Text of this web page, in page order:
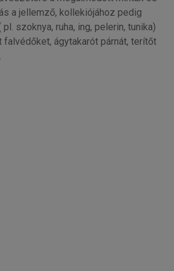
a jellemző, kollekiójához pedig
szoknya, ruha, ing, pelerin, tunika)
falvédőket, ágytakarót párnát, terítőt